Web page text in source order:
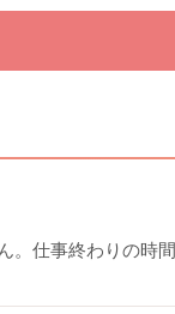
。仕事終わりの時